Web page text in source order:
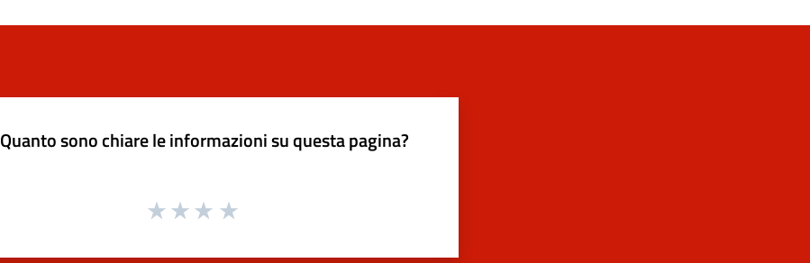
Quanto sono chiare le informazioni su questa pagina?